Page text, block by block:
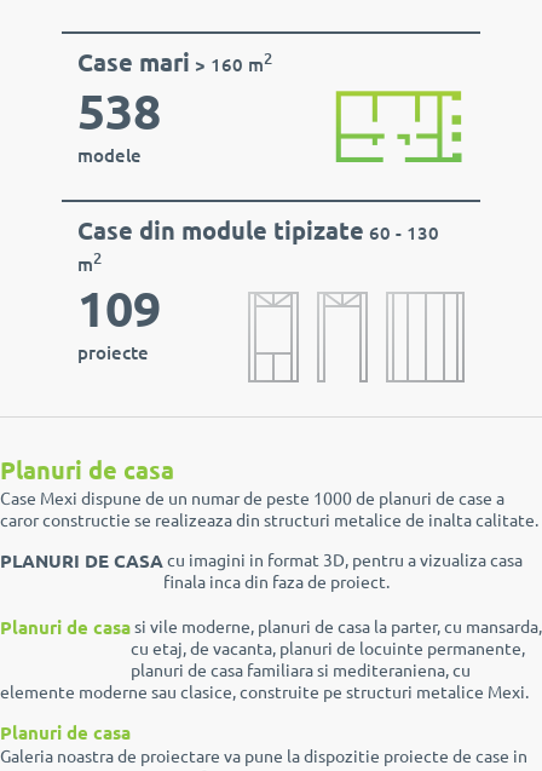
Case mari > 160 m2
538
modele
Case din module tipizate 60 - 130
m2
109
proiecte
Planuri de casa
Case Mexi dispune de un numar de peste 1000 de planuri de case a
caror constructie se realizeaza din structuri metalice de inalta calitate.
PLANURI DE CASAcu imagini in format 3D, pentru a vizualiza casa
finala inca din faza de proiect.
Planuri de casasi vile moderne, planuri de casa la parter, cu mansarda,
cu etaj, de vacanta, planuri de locuinte permanente,
planuri de casa familiara si mediteraniena, cu
elemente moderne sau clasice, construite pe structuri metalice Mexi.
Planuri de casa
Galeria noastra de proiectare va pune la dispozitie proiecte de case in